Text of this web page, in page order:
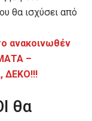
θα ισχύσει από
ανακοινωθέν
–
ΔΕΚΟ!!!
θα